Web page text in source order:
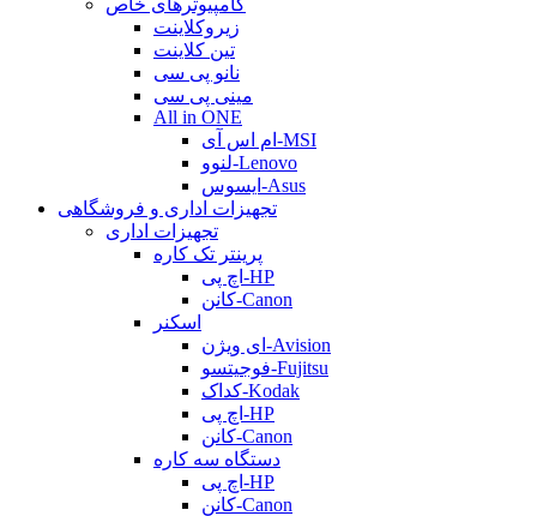
کامپیوترهای خاص
زیروکلاینت
تین کلاینت
نانو پی سی
مینی پی سی
All in ONE
ام اس آی-MSI
لنوو-Lenovo
ایسوس-Asus
تجهیزات اداری و فروشگاهی
تجهیزات اداری
پرینتر تک کاره
اچ پی-HP
کانن-Canon
اسکنر
ای ویژن-Avision
فوجیتسو-Fujitsu
کداک-Kodak
اچ پی-HP
کانن-Canon
دستگاه سه کاره
اچ پی-HP
کانن-Canon